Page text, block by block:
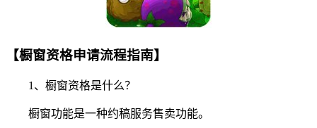
【橱窗资格申请流程指南】
1、橱窗资格是什么？
橱窗功能是一种约稿服务售卖功能。